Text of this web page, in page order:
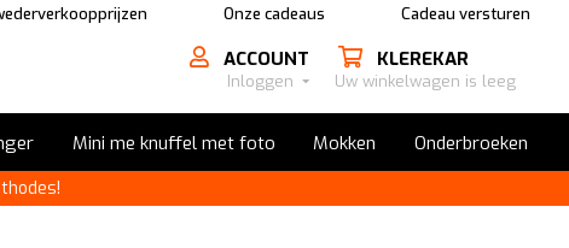
Onze cadeaus Cadeau versturen
ACCOUNT
Inloggen
KLEREKAR
Uw winkelwagen is leeg
Mini me knuffel met foto Mokken Onderbroeken